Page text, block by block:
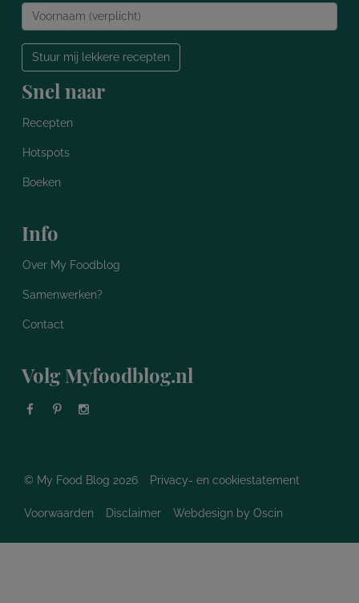
Stuur mij lekkere recepten
Snel naar
Recepten
Hotspots
Boeken
Info
Over My Foodblog
Samenwerken?
Contact
Volg Myfoodblog.nl
© My Food Blog 2026 Privacy- en cookiestatement
Voorwaarden Disclaimer Webdesign by Oscin